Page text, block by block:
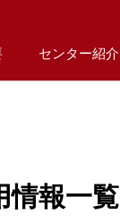
センター紹介
情報一覧